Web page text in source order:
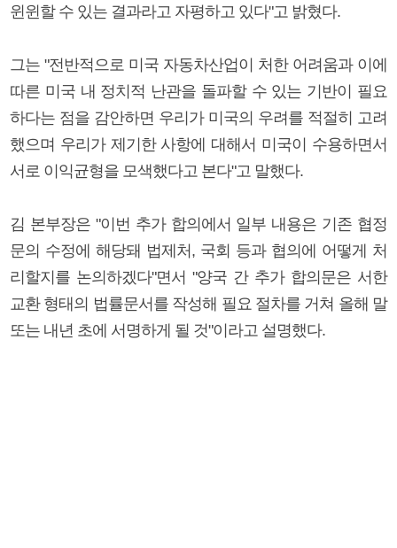
윈윈할 수 있는 결과라고 자평하고 있다"고 밝혔다.
그는 "전반적으로 미국 자동차산업이 처한 어려움과 이에
따른 미국 내 정치적 난관을 돌파할 수 있는 기반이 필요
하다는 점을 감안하면 우리가 미국의 우려를 적절히 고려
했으며 우리가 제기한 사항에 대해서 미국이 수용하면서
서로 이익균형을 모색했다고 본다"고 말했다.
김 본부장은 "이번 추가 합의에서 일부 내용은 기존 협정
문의 수정에 해당돼 법제처, 국회 등과 협의에 어떻게 처
리할지를 논의하겠다"면서 "양국 간 추가 합의문은 서한
교환 형태의 법률문서를 작성해 필요 절차를 거쳐 올해 말
또는 내년 초에 서명하게 될 것"이라고 설명했다.